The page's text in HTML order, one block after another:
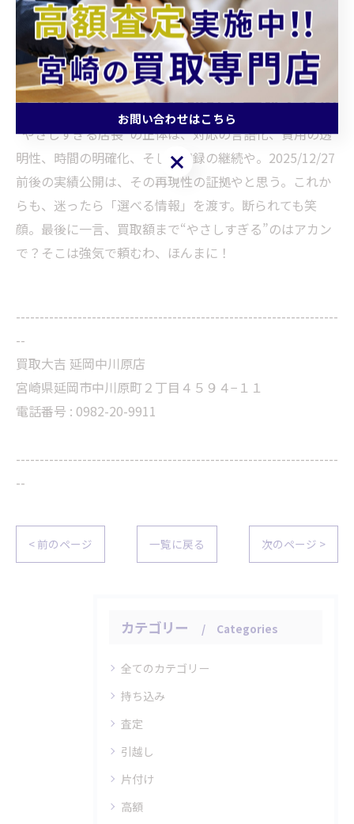
の好循環が回りやすくなる。やさしさは単発のサービス
やなく、仕組みで再現されると強いんやで。
まとめ：やさしさは設計で再現できる
“やさしすぎる店長”の正体は、対応の言語化、費用の透
明性、時間の明確化、そして記録の継続や。2025/12/27
前後の実績公開は、その再現性の証拠やと思う。これか
らも、迷ったら「選べる情報」を渡す。断られても笑
顔。最後に一言、買取額まで“やさしすぎる”のはアカン
で？そこは強気で頼むわ、ほんまに！
--------------------------------------------------------------------
--
買取大吉 延岡中川原店
宮崎県延岡市中川原町２丁目４５９４−１１
電話番号 : 0982-20-9911
--------------------------------------------------------------------
--
< 前のページ 一覧に戻る 次のページ >
カテゴリー Categories
全てのカテゴリー
持ち込み
査定
引越し
片付け
高額
お問い合わせはこちら
お問い合わせはこちら